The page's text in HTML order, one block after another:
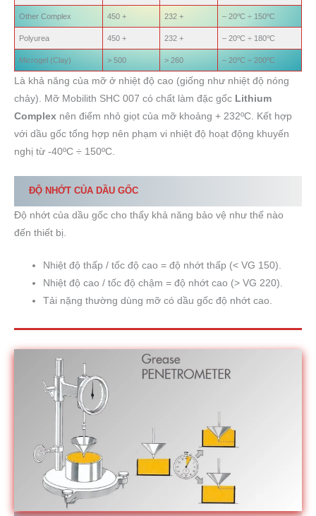
Other Complex 450 + 232 + – 20oC ÷ 150oC
Polyurea 450 + 232 + – 20oC ÷ 180oC
Microgel (Clay) > 500 > 260 – 20oC ÷ 200oC
Là khả năng của mỡ ở nhiệt độ cao (giống như nhiệt độ nóng
chảy). Mỡ Mobilith SHC 007 có chất làm đặc gốc Lithium
Complex nên điểm nhỏ giọt của mỡ khoảng + 232ºC. Kết hợp
với dầu gốc tổng hợp nên phạm vi nhiệt độ hoạt động khuyến
nghị từ -40ºC ÷ 150ºC.
ĐỘ NHỚT CỦA DẦU GỐC
Độ nhớt của dầu gốc cho thấy khả năng bảo vệ như thế nào
đến thiết bị.
Nhiệt độ thấp / tốc độ cao = độ nhớt thấp (< VG 150).
Nhiệt độ cao / tốc độ chậm = độ nhớt cao (> VG 220).
Tải nặng thường dùng mỡ có dầu gốc độ nhớt cao.